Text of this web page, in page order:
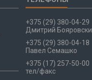
+375 (29) 380-04-29
Дмитрий
+375 (29) 380-04-18
Павел Семашко
+375 (17) 257-50-00
тел/факс